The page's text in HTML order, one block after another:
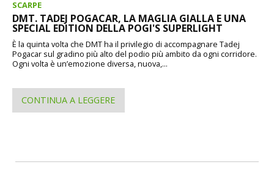
SCARPE
DMT. TADEJ POGACAR, LA MAGLIA GIALLA E UNA
SPECIAL EDITION DELLA POGI'S SUPERLIGHT
È la quinta volta che DMT ha il privilegio di accompagnare Tadej
Pogacar sul gradino più alto del podio più ambito da ogni corridore.
Ogni volta è un’emozione diversa, nuova,...
CONTINUA A LEGGERE